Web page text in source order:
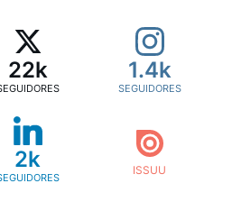
22k 1.4k
SEGUIDORES
2k